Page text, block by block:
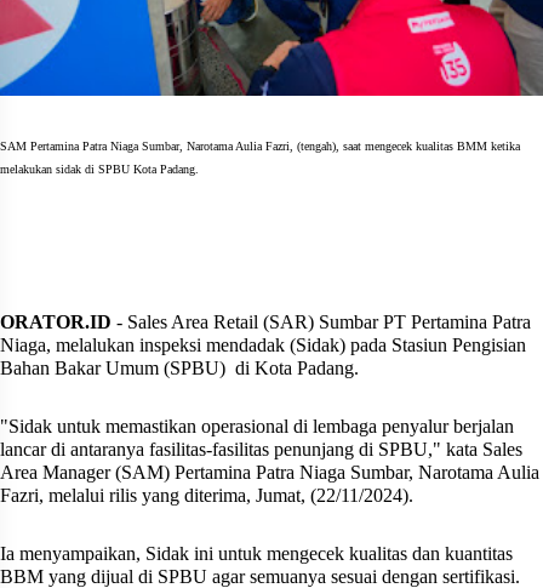
SAM Pertamina Patra Niaga Sumbar, Narotama Aulia Fazri, (tengah), saat mengecek kualitas BMM ketika
melakukan sidak di SPBU Kota Padang.
ORATOR.ID - Sales Area Retail (SAR) Sumbar PT Pertamina Patra
Niaga, melalukan inspeksi mendadak (Sidak) pada Stasiun Pengisian
Bahan Bakar Umum (SPBU) di Kota Padang.
"Sidak untuk memastikan operasional di lembaga penyalur berjalan
lancar di antaranya fasilitas-fasilitas penunjang di SPBU," kata Sales
Area Manager (SAM) Pertamina Patra Niaga Sumbar, Narotama Aulia
Fazri, melalui rilis yang diterima, Jumat, (22/11/2024).
Ia menyampaikan, Sidak ini untuk mengecek kualitas dan kuantitas
BBM yang dijual di SPBU agar semuanya sesuai dengan sertifikasi.